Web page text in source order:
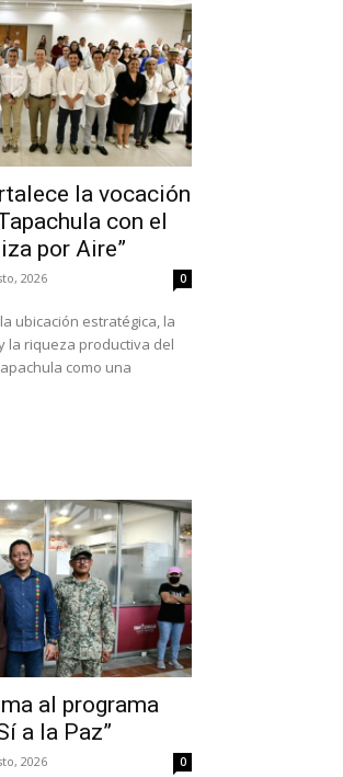
la vocación
con el
por Aire”
2026 0
ubicación estratégica, la
la riqueza productiva del
como una
al programa
a la Paz”
2026 0